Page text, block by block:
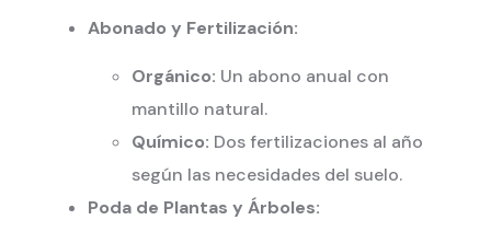
Abonado y Fertilización:
Orgánico: Un abono anual con
mantillo natural.
Químico: Dos fertilizaciones al año
según las necesidades del suelo.
Poda de Plantas y Árboles: